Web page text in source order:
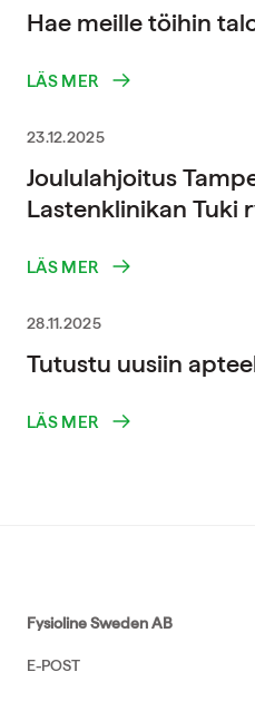
Hae meille töihin
LÄS MER
23.12.2025
Joululahjoitus
Lastenklinikan Tuki
LÄS MER
28.11.2025
Tutustu uusiin
LÄS MER
Fysioline Sweden AB
E-POST